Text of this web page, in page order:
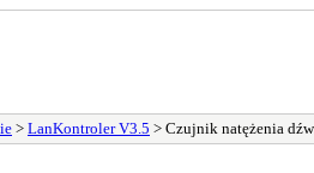
> LanKontroler V3.5 > Czujnik natężenia